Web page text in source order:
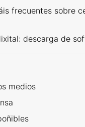
frecuentes sobre
descarga de
medios